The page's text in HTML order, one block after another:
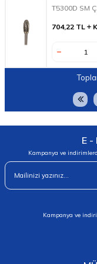
T5300D SM
704,22 TL
E -
Kampanya ve
Kampanya ve